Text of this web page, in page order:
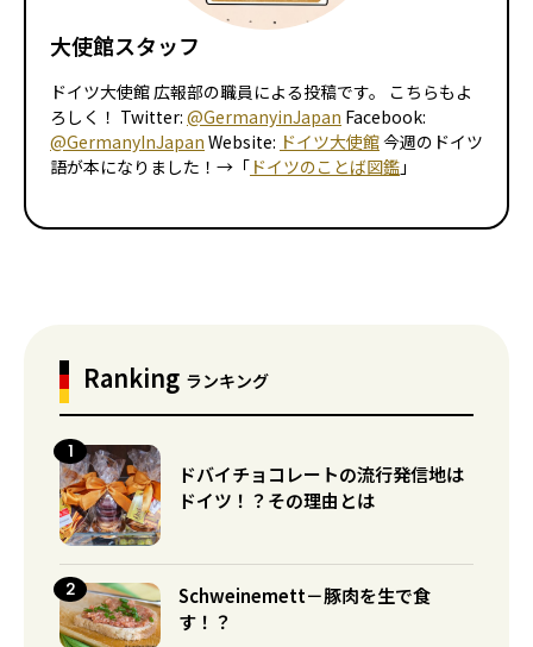
大使館スタッフ
ドイツ大使館 広報部の職員による投稿です。 こちらもよ
ろしく！ Twitter: @GermanyinJapan Facebook:
@GermanyInJapan Website: ドイツ大使館今週のドイツ
語が本になりました！→「 ドイツのことば図鑑 」
Ranking ランキング
ドバイチョコレートの流行発信地は
ドイツ！？その理由とは
Schweinemett－豚肉を生で食
す！？